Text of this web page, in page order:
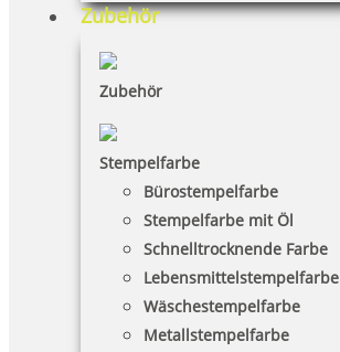
Zubehör
Zubehör
Stempelfarbe
Bürostempelfarbe
Stempelfarbe mit Öl
Schnelltrocknende Farbe
Lebensmittelstempelfarbe
Wäschestempelfarbe
Metallstempelfarbe